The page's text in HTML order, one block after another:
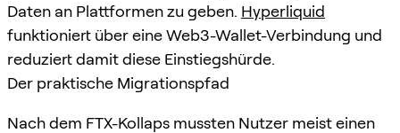
Daten an Plattformen zu geben. Hyperliquid
funktioniert über eine Web3-Wallet-Verbindung und
reduziert damit diese Einstiegshürde.
Der praktische Migrationspfad
Nach dem FTX-Kollaps mussten Nutzer meist einen